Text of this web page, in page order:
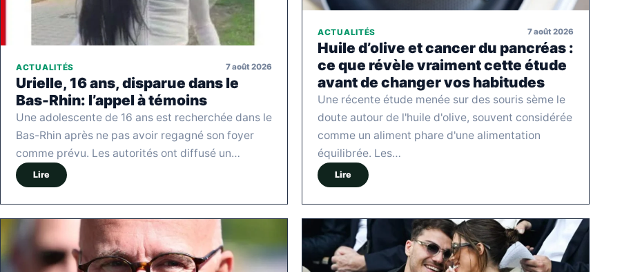
ACTUALITÉS 7 août 2026
Urielle, 16 ans, disparue dans le
Bas-Rhin: l’appel à témoins
Une adolescente de 16 ans est recherchée dans le
Bas-Rhin après ne pas avoir regagné son foyer
comme prévu. Les autorités ont diffusé un…
Lire
ACTUALITÉS 7 août 2026
Huile d’olive et cancer du pancréas :
ce que révèle vraiment cette étude
avant de changer vos habitudes
Une récente étude menée sur des souris sème le
doute autour de l'huile d'olive, souvent considérée
comme un aliment phare d'une alimentation
équilibrée. Les…
Lire